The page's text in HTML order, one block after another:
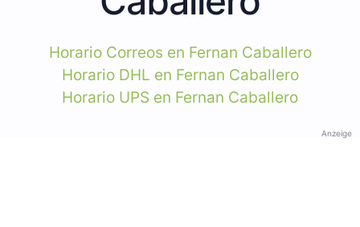
Horario Correos en Fernan Caballero
Horario DHL en Fernan Caballero
Horario UPS en Fernan Caballero
Anzeige